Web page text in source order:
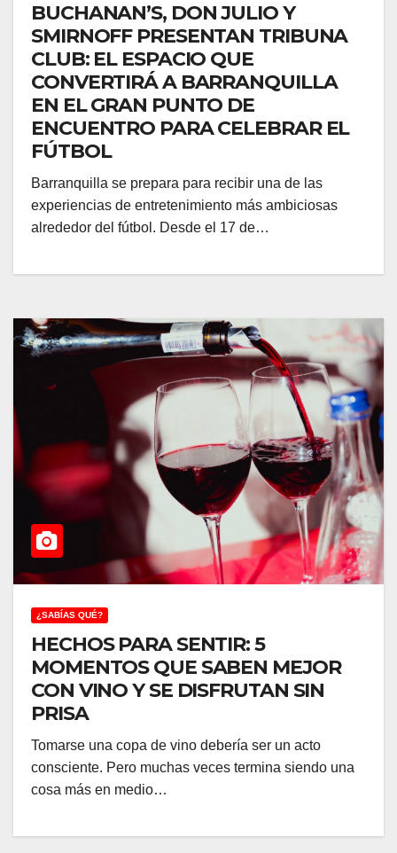
BUCHANAN’S, DON JULIO Y
SMIRNOFF PRESENTAN TRIBUNA
CLUB: EL ESPACIO QUE
CONVERTIRÁ A BARRANQUILLA
EN EL GRAN PUNTO DE
ENCUENTRO PARA CELEBRAR EL
FÚTBOL
Barranquilla se prepara para recibir una de las
experiencias de entretenimiento más ambiciosas
alrededor del fútbol. Desde el 17 de…
¿SABÍAS QUÉ?
HECHOS PARA SENTIR: 5
MOMENTOS QUE SABEN MEJOR
CON VINO Y SE DISFRUTAN SIN
PRISA
Tomarse una copa de vino debería ser un acto
consciente. Pero muchas veces termina siendo una
cosa más en medio…